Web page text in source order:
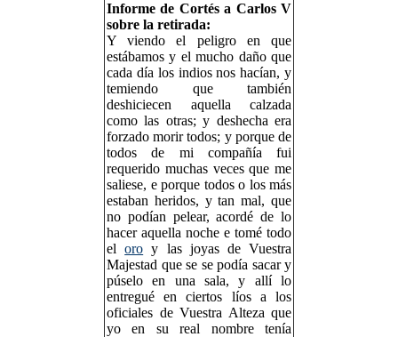
Informe de Cortés a Carlos V
sobre la retirada:
Y viendo el peligro en que
estábamos y el mucho daño que
cada día los indios nos hacían, y
temiendo que también
deshiciecen aquella calzada
como las otras; y deshecha era
forzado morir todos; y porque de
todos de mi compañía fui
requerido muchas veces que me
saliese, e porque todos o los más
estaban heridos, y tan mal, que
no podían pelear, acordé de lo
hacer aquella noche e tomé todo
eloro y las joyas de Vuestra
Majestad que se se podía sacar y
púselo en una sala, y allí lo
entregué en ciertos líos a los
oficiales de Vuestra Alteza que
yo en su real nombre tenía